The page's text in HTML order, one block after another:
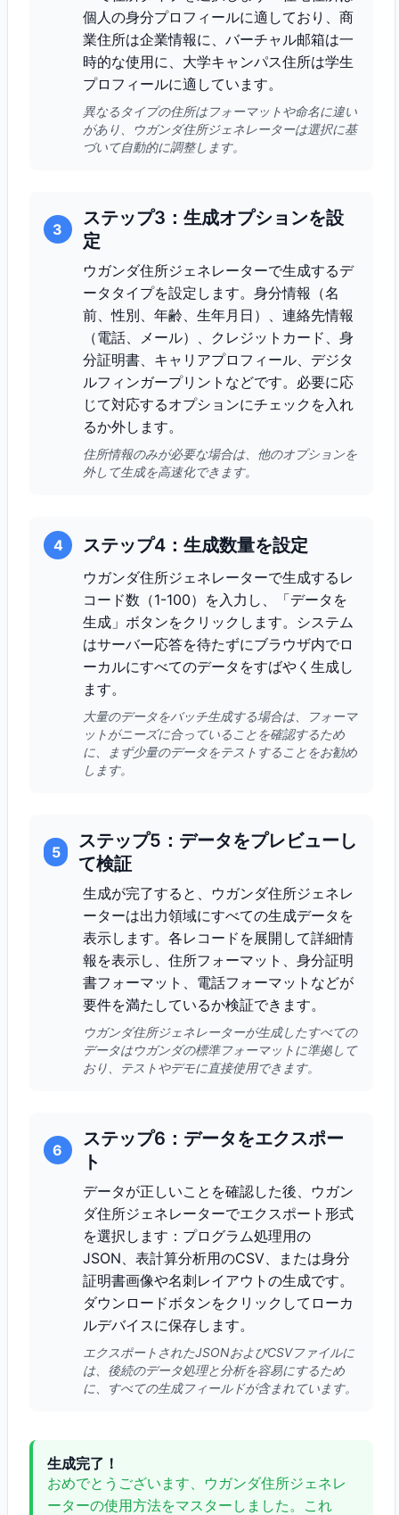
個人の身分プロフィールに適しており、商
業住所は企業情報に、バーチャル邮箱は一
時的な使用に、大学キャンパス住所は学生
プロフィールに適しています。
異なるタイプの住所はフォーマットや命名に違い
があり、ウガンダ住所ジェネレーターは選択に基
づいて自動的に調整します。
3
ステップ3：生成オプションを設
定
ウガンダ住所ジェネレーターで生成するデ
ータタイプを設定します。身分情報（名
前、性別、年齢、生年月日）、連絡先情報
（電話、メール）、クレジットカード、身
分証明書、キャリアプロフィール、デジタ
ルフィンガープリントなどです。必要に応
じて対応するオプションにチェックを入れ
るか外します。
住所情報のみが必要な場合は、他のオプションを
外して生成を高速化できます。
4 ステップ4：生成数量を設定
ウガンダ住所ジェネレーターで生成するレ
コード数（1-100）を入力し、「データを
生成」ボタンをクリックします。システム
はサーバー応答を待たずにブラウザ内でロ
ーカルにすべてのデータをすばやく生成し
ます。
大量のデータをバッチ生成する場合は、フォーマ
ットがニーズに合っていることを確認するため
に、まず少量のデータをテストすることをお勧め
します。
5
ステップ5：データをプレビューし
て検証
生成が完了すると、ウガンダ住所ジェネレ
ーターは出力領域にすべての生成データを
表示します。各レコードを展開して詳細情
報を表示し、住所フォーマット、身分証明
書フォーマット、電話フォーマットなどが
要件を満たしているか検証できます。
ウガンダ住所ジェネレーターが生成したすべての
データはウガンダの標準フォーマットに準拠して
おり、テストやデモに直接使用できます。
6
ステップ6：データをエクスポー
ト
データが正しいことを確認した後、ウガン
ダ住所ジェネレーターでエクスポート形式
を選択します：プログラム処理用の
JSON、表計算分析用のCSV、または身分
証明書画像や名刺レイアウトの生成です。
ダウンロードボタンをクリックしてローカ
ルデバイスに保存します。
エクスポートされたJSONおよびCSVファイルに
は、後続のデータ処理と分析を容易にするため
に、すべての生成フィールドが含まれています。
生成完了！
おめでとうございます、ウガンダ住所ジェネレ
ーターの使用方法をマスターしました。これ